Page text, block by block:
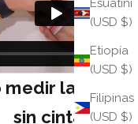
Esuatini
(USD $)
Etiopía
(USD $)
Filipinas
(USD $)
medir la talla
sin cinta